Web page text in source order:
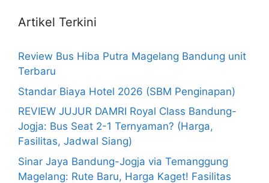
Artikel Terkini
Review Bus Hiba Putra Magelang Bandung unit
Terbaru
Standar Biaya Hotel 2026 (SBM Penginapan)
REVIEW JUJUR DAMRI Royal Class Bandung-
Jogja: Bus Seat 2-1 Ternyaman? (Harga,
Fasilitas, Jadwal Siang)
Sinar Jaya Bandung-Jogja via Temanggung
Magelang: Rute Baru, Harga Kaget! Fasilitas